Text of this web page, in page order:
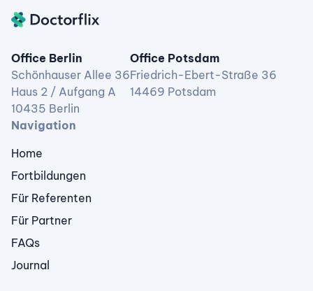
Office Berlin
Schönhauser Allee 36
Haus 2 / Aufgang A
10435 Berlin
Office Potsdam
Friedrich-Ebert-Straße 36
14469 Potsdam
Navigation
Home
Fortbildungen
Für Referenten
Für Partner
FAQs
Journal